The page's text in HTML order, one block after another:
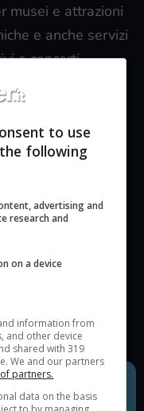
musei e attrazioni
e anche servizi
e concerti.
di cui
articolo:Yeppik
WhatsApp e
con sede a
di un servizio di
to use
following
advertising and
research and
on a device
information from
and other device
shared with 319
We and our partners
partners.
data on the basis